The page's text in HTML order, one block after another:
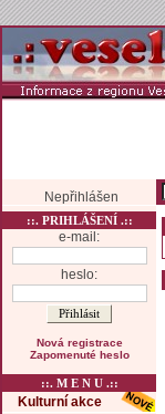
Nepřihlášen
::. PRIHLÁŠENÍ .::
e-mail:
heslo:
Nová registrace
Zapomenuté heslo
::. M E N U .::
Kulturní akce